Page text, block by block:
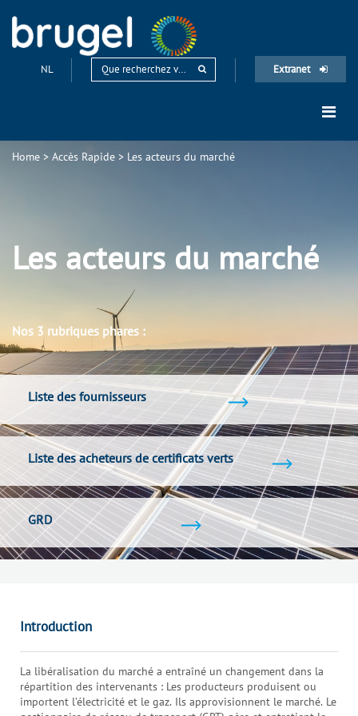
NL Extranet
Home > Accès Rapide > Les acteurs du marché
Les acteurs du marché
Nos 3 rubriques phares :
Liste des fournisseurs
Liste des acheteurs de certificats verts
GRD
Introduction
La libéralisation du marché a entraîné un changement dans la
répartition des intervenants : Les producteurs produisent ou
importent l’électricité et le gaz. Ils approvisionnent le marché. Le